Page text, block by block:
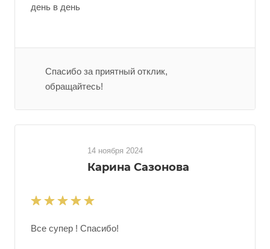
день в день
Спасибо за приятный отклик,
обращайтесь!
14 ноября 2024
Карина Сазонова
Все супер ! Спасибо!